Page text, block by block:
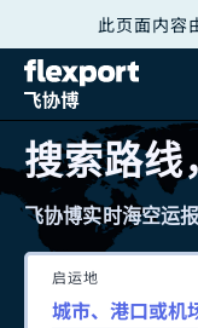
此页面内容
搜索路线
飞协博实时海空运
启运地